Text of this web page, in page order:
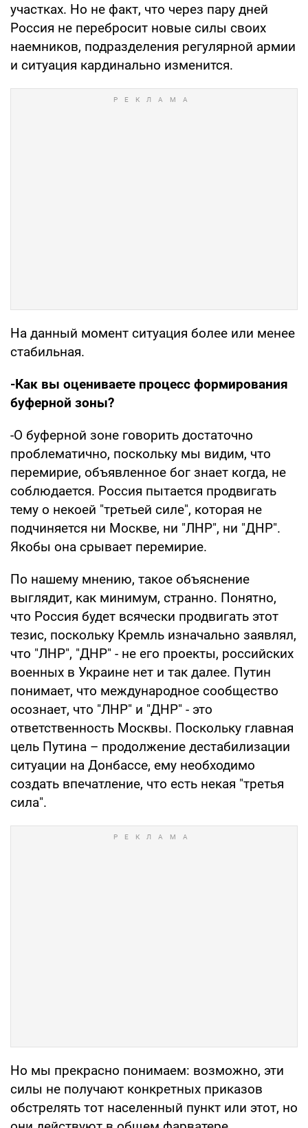
участках. Но не факт, что через пару дней
Россия не перебросит новые силы своих
наемников, подразделения регулярной армии
и ситуация кардинально изменится.
На данный момент ситуация более или менее
стабильная.
-Как вы оцениваете процесс формирования
буферной зоны?
-О буферной зоне говорить достаточно
проблематично, поскольку мы видим, что
перемирие, объявленное бог знает когда, не
соблюдается. Россия пытается продвигать
тему о некоей "третьей силе", которая не
подчиняется ни Москве, ни "ЛНР", ни "ДНР".
Якобы она срывает перемирие.
По нашему мнению, такое объяснение
выглядит, как минимум, странно. Понятно,
что Россия будет всячески продвигать этот
тезис, поскольку Кремль изначально заявлял,
что "ЛНР", "ДНР" - не его проекты, российских
военных в Украине нет и так далее. Путин
понимает, что международное сообщество
осознает, что "ЛНР" и "ДНР" - это
ответственность Москвы. Поскольку главная
цель Путина – продолжение дестабилизации
ситуации на Донбассе, ему необходимо
создать впечатление, что есть некая "третья
сила".
Но мы прекрасно понимаем: возможно, эти
силы не получают конкретных приказов
обстрелять тот населенный пункт или этот, но